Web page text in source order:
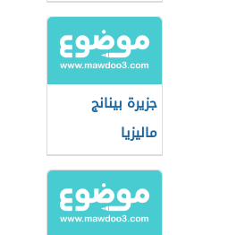
جزيرة بينانج
ماليزيا